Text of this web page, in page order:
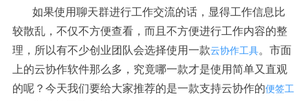
如果使用聊天群进行工作交流的话，显得工作信息比
较散乱，不仅不方便查看，而且不方便进行工作内容的整
理，所以有不少创业团队会选择使用一款云协作工具。市面
上的云协作软件那么多，究竟哪一款才是使用简单又直观
的呢？今天我们要给大家推荐的是一款支持云协作的便签工